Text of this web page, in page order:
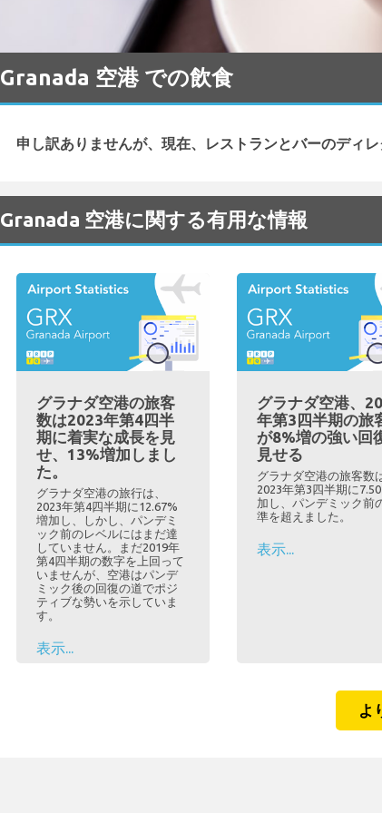
Granada 空港 での飲食
申し訳ありませんが、現在、レストランとバーのディ
Granada 空港に関する有用な情報
グラナダ空港の旅客
数は2023年第4四半
期に着実な成長を見
せ、13%増加しまし
た。
グラナダ空港の旅行は、
2023年第4四半期に12.67%
増加し、しかし、パンデミ
ック前のレベルにはまだ達
していません。まだ2019年
第4四半期の数字を上回って
いませんが、空港はパンデ
ミック後の回復の道でポジ
ティブな勢いを示していま
す。
表示...
グラナダ空港、
年第3四半期の旅
が8%増の強い回
見せる
グラナダ空港の旅客数
2023年第3四半期に
加し、パンデミック前
準を超えました。
表示...
よ